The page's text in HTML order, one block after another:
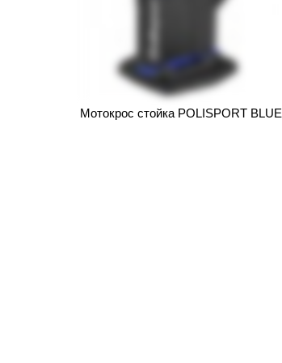
Мотокрос стойка POLISPORT BLUE